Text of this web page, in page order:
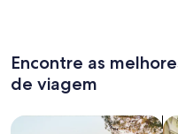
Encontre as
de viagem
Busque casas